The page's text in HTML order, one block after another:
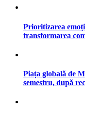
Prioritizarea
transformarea
Piața globală de
semestru, după